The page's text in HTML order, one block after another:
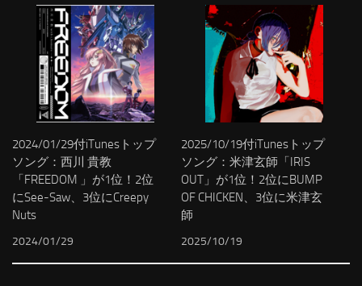
2024/01/29付iTunesトップ
ソング：西川 貴教
「FREEDOM 」が1位！2位
にSee-Saw、3位にCreepy
Nuts
2024/01/29
2025/10/19付iTunesトップ
ソング：米津玄師「IRIS
OUT」が1位！2位にBUMP
OF CHICKEN、3位に米津玄
師
2025/10/19